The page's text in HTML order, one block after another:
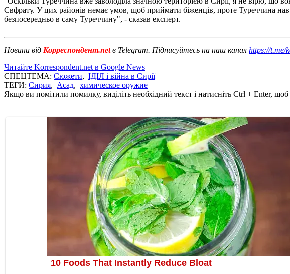
Євфрату. У цих районів немає умов, щоб приймати біженців, проте Туреччина
безпосередньо в саму Туреччину", - сказав експерт.
Новини від Корреспондент.netв Telegram. Підписуйтесь на наш канал https://t.me/
Читайте Korrespondent.net в Google News
СПЕЦТЕМА: Сюжети, ІДІЛ і війна в Сирії
ТЕГИ: Сирия, Асад, химическое оружие
Якщо ви помітили помилку, виділіть необхідний текст і натисніть Ctrl + Enter,